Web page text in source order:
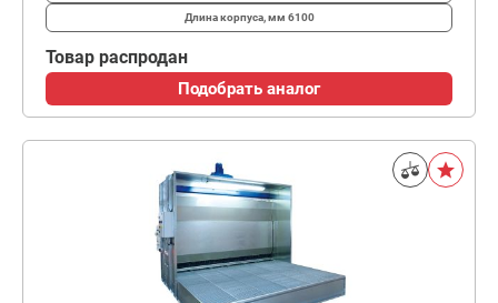
Длина корпуса, мм 6100
Товар распродан
Подобрать аналог